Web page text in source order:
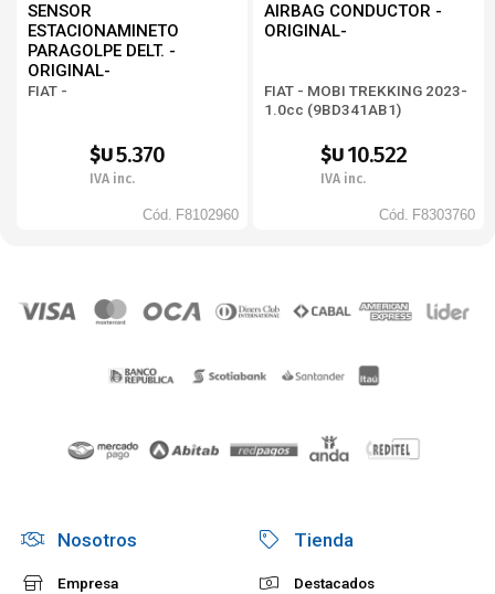
SENSOR
ESTACIONAMINETO
PARAGOLPE DELT. -
ORIGINAL-
FIAT -
$U5.370
IVA inc.
Cód. F8102960
AIRBAG CONDUCTOR -
ORIGINAL-
FIAT - MOBI TREKKING 2023-
1.0cc (9BD341AB1)
$U 10.522
IVA inc.
Cód. F8303760
Nosotros
Empresa
Tienda
Destacados